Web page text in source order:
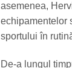
asemenea,
echipamentelor
sportului în
De-a lungul